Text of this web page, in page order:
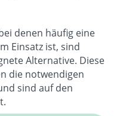
denen häufig eine
Einsatz ist, sind
Alternative. Diese
die notwendigen
sind auf den